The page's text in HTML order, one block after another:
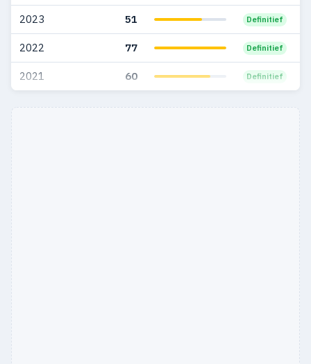
2023 51 Definitief
2022 77 Definitief
2021 60 Definitief